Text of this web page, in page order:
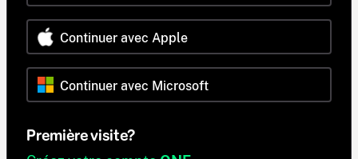
Continuer avec Apple
Continuer avec Microsoft
Première visite?